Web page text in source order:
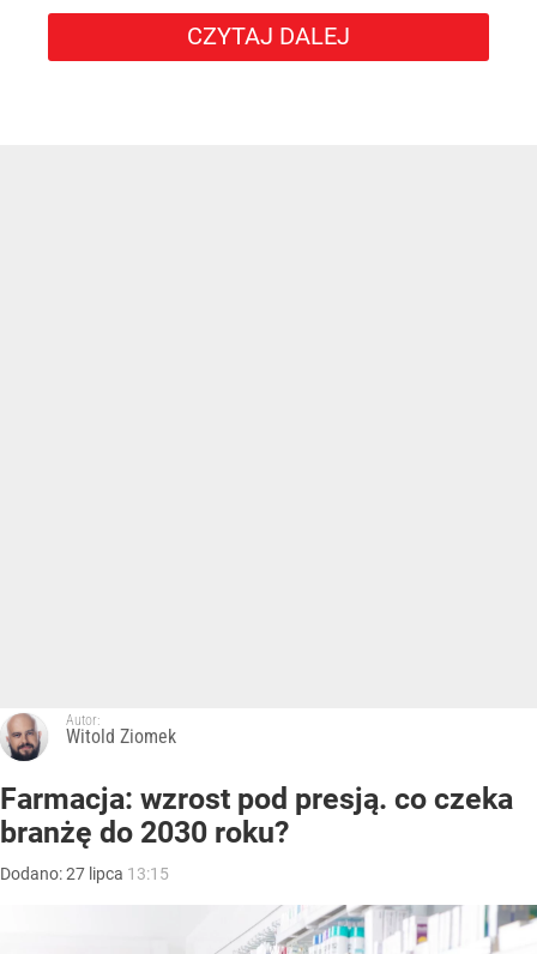
CZYTAJ DALEJ
Autor:
Witold Ziomek
Farmacja: wzrost pod presją. co czeka
branżę do 2030 roku?
Dodano:27 lipca 13:15